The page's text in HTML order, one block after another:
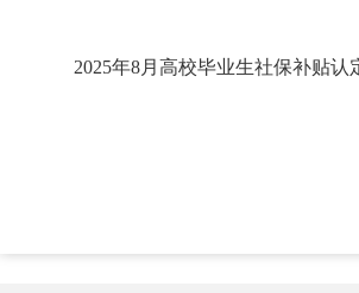
2025年8月高校毕业生社保补贴